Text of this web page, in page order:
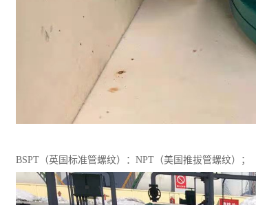
BSPT（英国标准管螺纹）：NPT（美国推拔管螺纹）；